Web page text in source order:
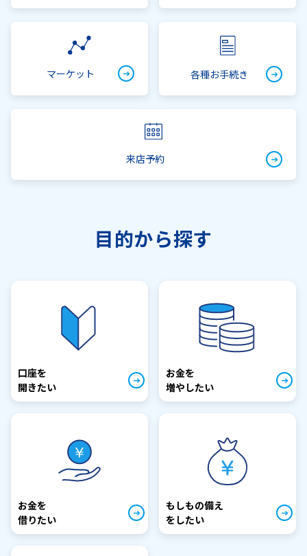
マーケット 各種お手続き
来店予約
目的から探す
口座を
開きたい
お金を
増やしたい
お金を
借りたい
もしもの備え
をしたい